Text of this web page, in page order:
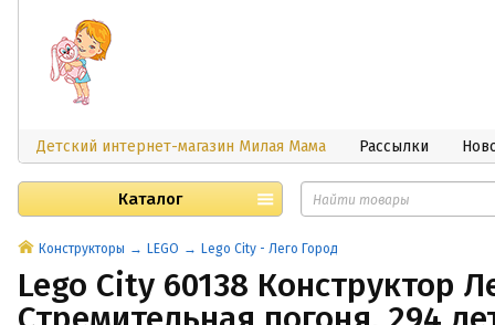
Детский интернет-магазин Милая Мама Рассылки
Каталог
Конструкторы LEGO Lego City - Лего Город
Lego City 60138 Конструктор